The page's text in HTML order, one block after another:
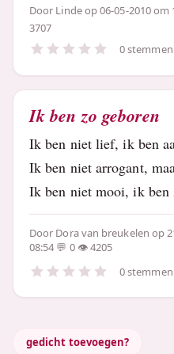
Door Lindeop 06-05-2010 om
3707
0 stemmen
Ik ben zo geboren
Ik ben niet lief, ik ben
Ik ben niet arrogant,
Ik ben niet mooi, ik ben
Door Dora van breukelen op
08:54
0
4205
0 stemmen
gedicht toevoegen?